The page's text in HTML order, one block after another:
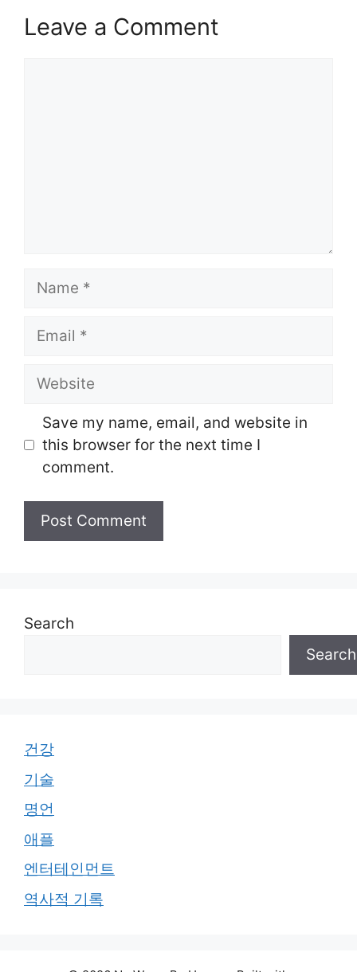
Leave a Comment
Name
Email
Website
Save my name, email, and website in
this browser for the next time I
comment.
Search
Search
건강
기술
명언
애플
엔터테인먼트
역사적 기록